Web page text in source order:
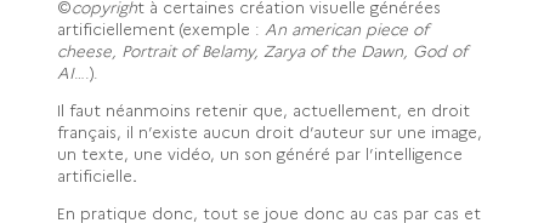
©copyright à certaines création visuelle générées
artificiellement (exemple : An american piece of
cheese, Portrait of Belamy, Zarya of the Dawn, God of
AI….).
Il faut néanmoins retenir que, actuellement, en droit
français, il n’existe aucun droit d’auteur sur une image,
un texte, une vidéo, un son généré par l’intelligence
artificielle.
En pratique donc, tout se joue donc au cas par cas et